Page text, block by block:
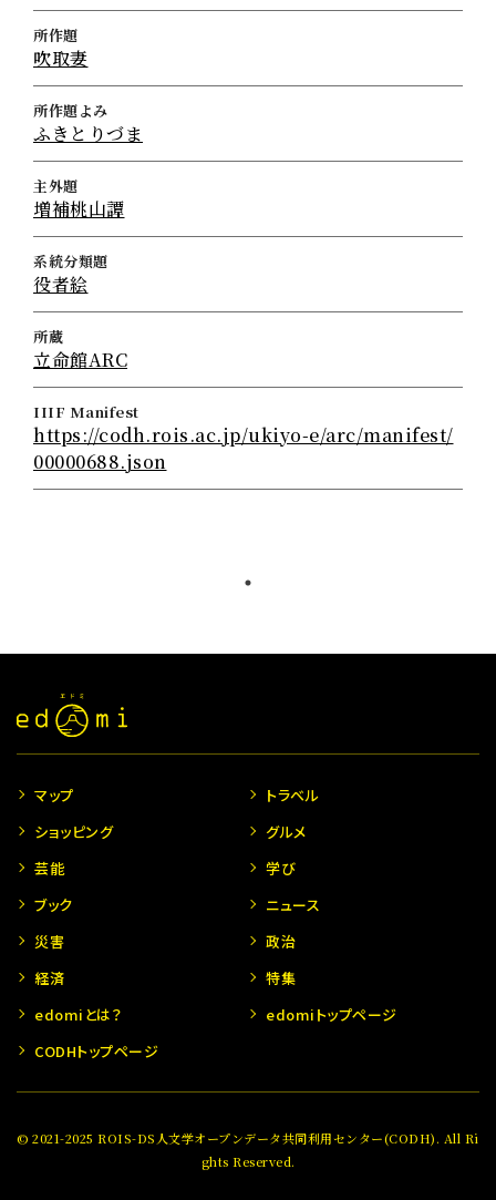
所作題
吹取妻
所作題よみ
ふきとりづま
主外題
増補桃山譚
系統分類題
役者絵
所蔵
立命館ARC
IIIF Manifest
https://codh.rois.ac.jp/ukiyo-e/arc/manifest/
00000688.json
マップ
トラベル
ショッピング
グルメ
芸能
学び
ブック
ニュース
災害
政治
経済
特集
edomiとは？
edomiトップページ
CODHトップページ
© 2021-2025 ROIS-DS人文学オープンデータ共同利用センター(CODH). All Ri
ghts Reserved.